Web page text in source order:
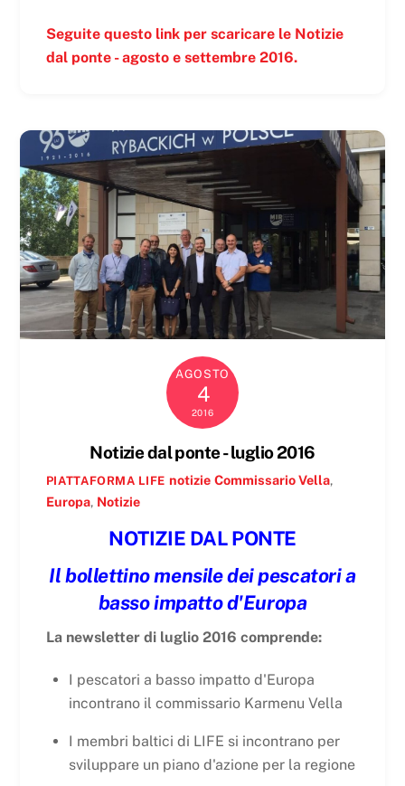
Seguite questo link per scaricare le Notizie
dal ponte - agosto e settembre 2016.
AGOSTO
4
2016
Notizie dal ponte - luglio 2016
PIATTAFORMA LIFE notizie Commissario Vella,
Europa, Notizie
NOTIZIE DAL PONTE
Il bollettino mensile dei pescatori a
basso impatto d'Europa
La newsletter di luglio 2016 comprende:
I pescatori a basso impatto d'Europa
incontrano il commissario Karmenu Vella
I membri baltici di LIFE si incontrano per
sviluppare un piano d'azione per la regione